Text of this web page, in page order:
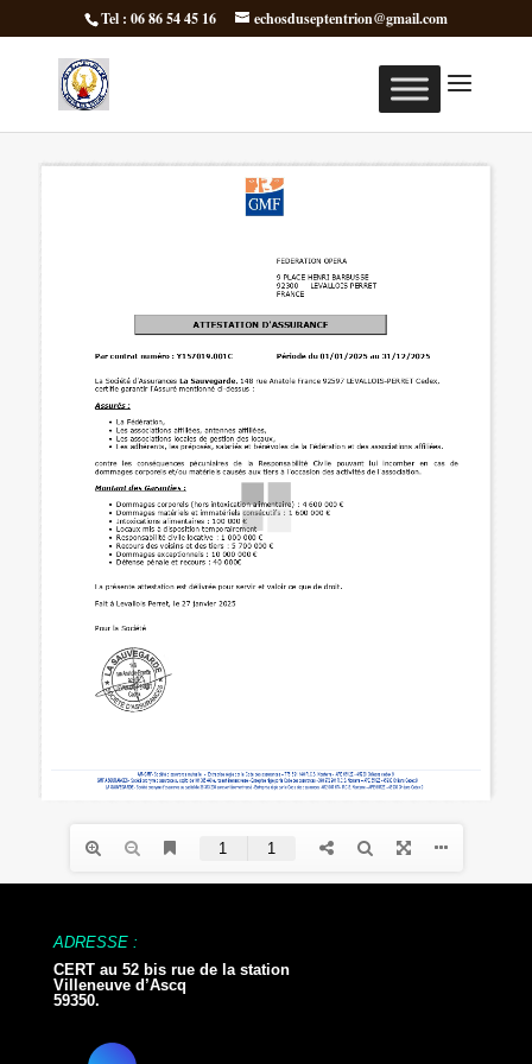
Tel : 06 86 54 45 16 echosduseptentrion@gmail.com
ADRESSE :
CERT au 52 bis rue de la station
Villeneuve d’Ascq
59350.